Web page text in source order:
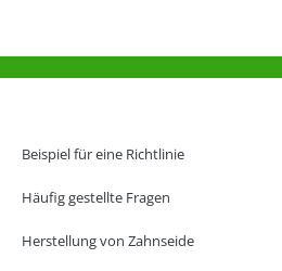
Beispiel für eine Richtlinie
Häufig gestellte Fragen
Herstellung von Zahnseide
Büro Hongkong
SAR, China
info@oralcare.com.hk